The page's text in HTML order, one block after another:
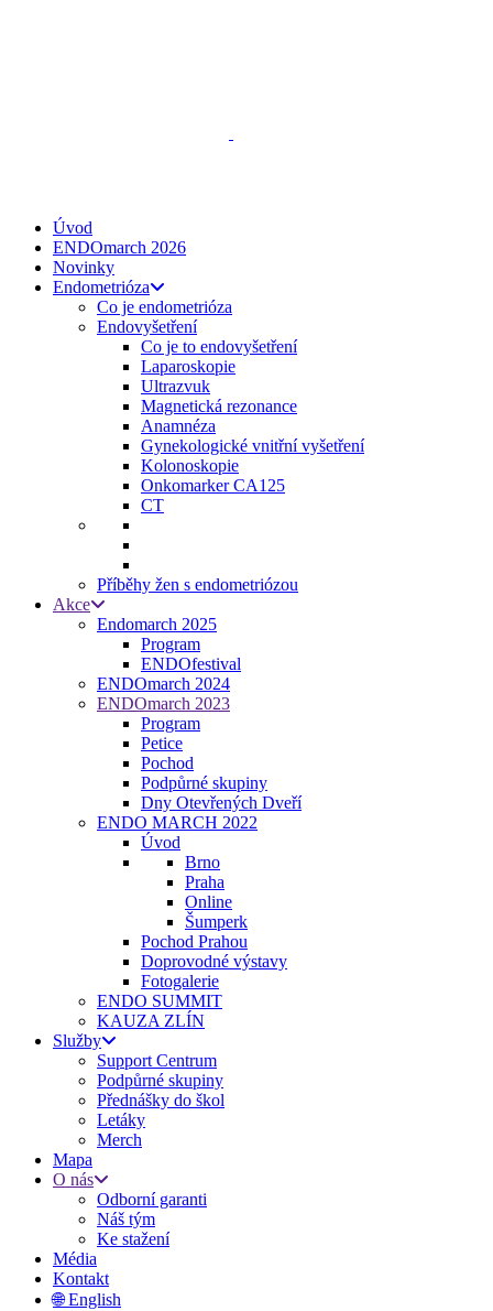
Úvod
ENDOmarch 2026
Novinky
Endometrióza
Co je endometrióza
Endovyšetření
Co je to endovyšetření
Laparoskopie
Ultrazvuk
Magnetická rezonance
Anamnéza
Gynekologické vnitřní vyšetření
Kolonoskopie
Onkomarker CA125
CT
Příběhy žen s endometriózou
Akce
Endomarch 2025
Program
ENDOfestival
ENDOmarch 2024
ENDOmarch 2023
Program
Petice
Pochod
Podpůrné skupiny
Dny Otevřených Dveří
ENDO MARCH 2022
Úvod
Brno
Praha
Online
Šumperk
Pochod Prahou
Doprovodné výstavy
Fotogalerie
ENDO SUMMIT
KAUZA ZLÍN
Služby
Support Centrum
Podpůrné skupiny
Přednášky do škol
Letáky
Merch
Mapa
O nás
Odborní garanti
Náš tým
Ke stažení
Média
Kontakt
🌐 English